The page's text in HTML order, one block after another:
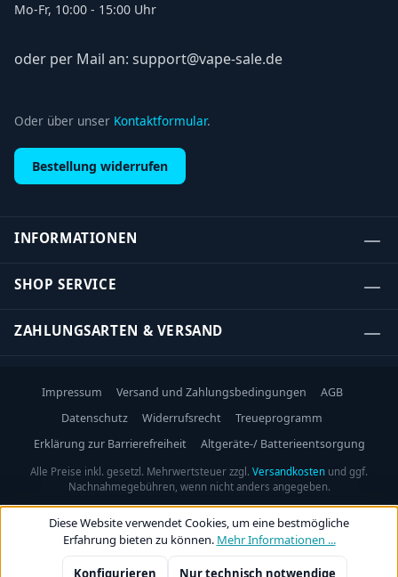
Mo-Fr, 10:00 - 15:00 Uhr
oder per Mail an: support@vape-sale.de
Oder über unser Kontaktformular.
Bestellung widerrufen
INFORMATIONEN
SHOP SERVICE
ZAHLUNGSARTEN & VERSAND
Impressum Versand und Zahlungsbedingungen
AGB
Datenschutz
Widerrufsrecht
Treueprogramm
Erklärung zur Barrierefreiheit
Altgeräte-/ Batterieentsorgung
Alle Preise inkl. gesetzl. Mehrwertsteuer zzgl. Versandkosten und ggf.
Nachnahmegebühren, wenn nicht anders angegeben.
Diese Website verwendet Cookies, um eine bestmögliche
Erfahrung bieten zu können. Mehr Informationen ...
Nur technisch notwendige
Konfigurieren